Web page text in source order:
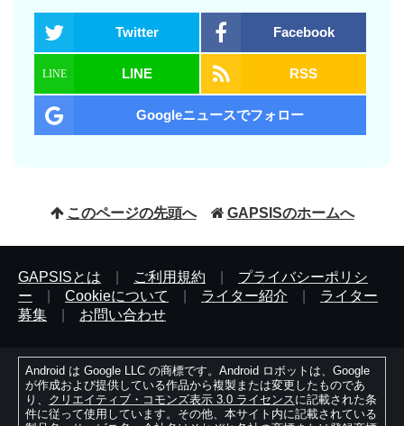
Twitter Facebook
LINE RSS
Googleニュースでフォロー
このページの先頭へ GAPSISのホームへ
GAPSISとは ご利用規約
プライバシーポリシ
ー
Cookieについて ライター紹介
ライター
募集
お問い合わせ
Android は Google LLC の商標です。Android ロボットは、Google
が作成および提供している作品から複製または変更したものであ
り、 クリエイティブ・コモンズ表示 3.0 ライセンスに記載された条
件に従って使用しています。その他、本サイト内に記載されている